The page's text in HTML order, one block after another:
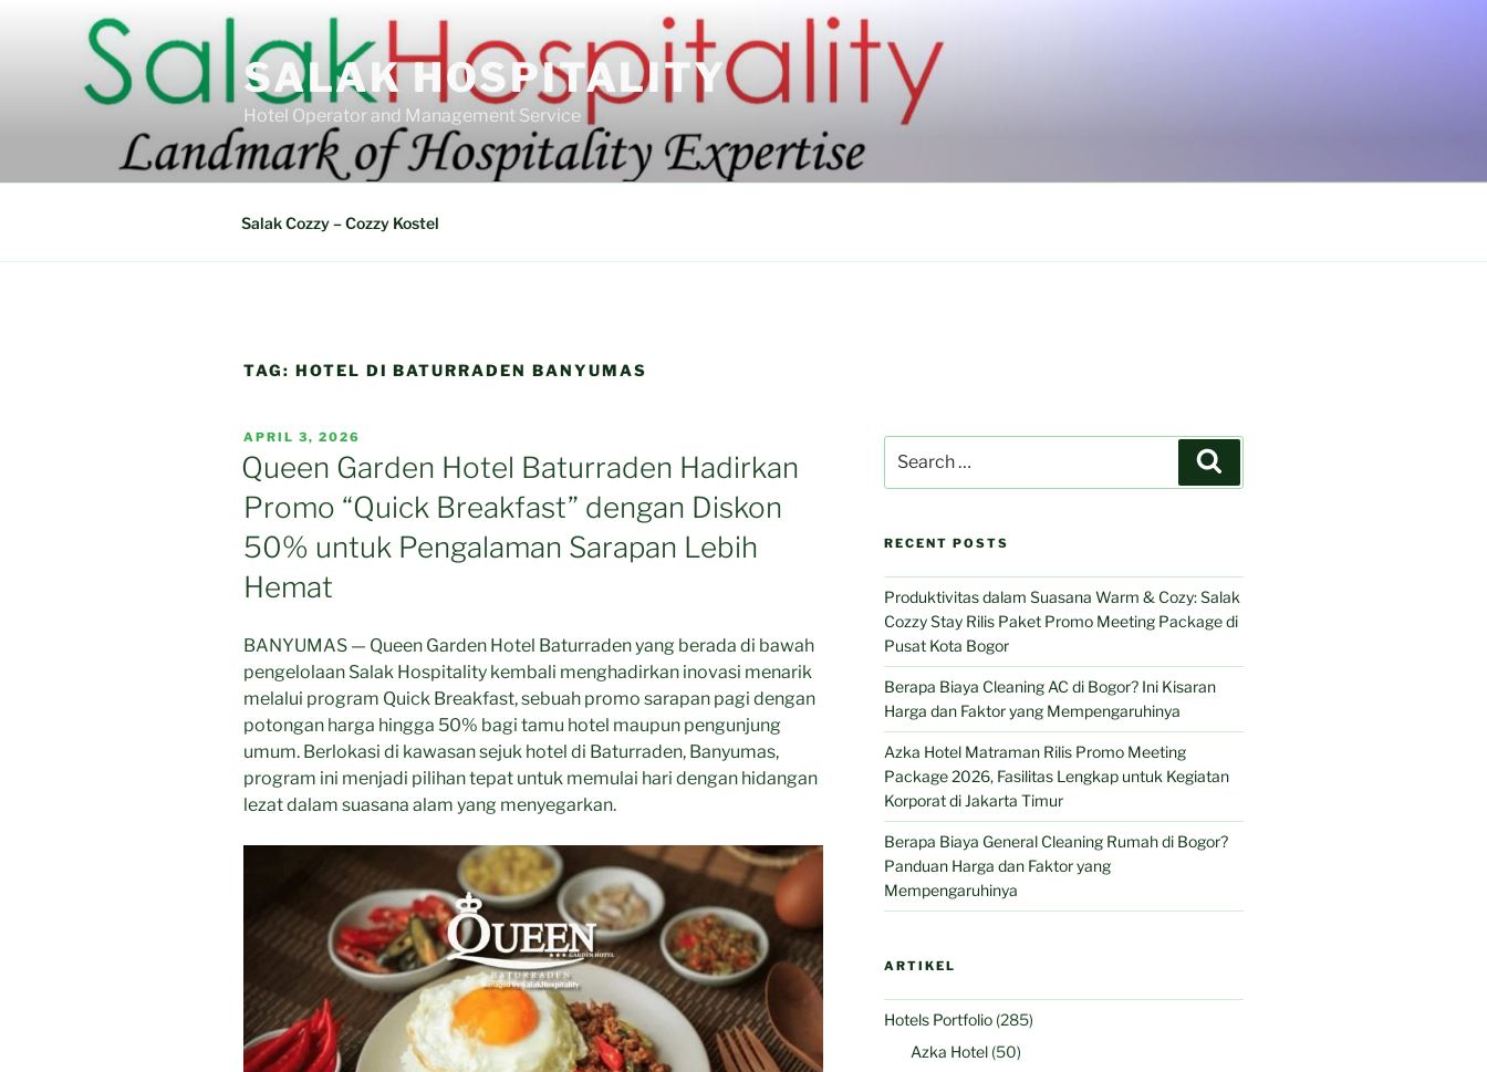
SALAK HOSPITALITY
Hotel Operator and Management Service
Salak Cozzy – Cozzy Kostel
TAG: HOTEL DI BATURRADEN BANYUMAS
POSTED
ON
APRIL 3, 2026
Queen Garden Hotel Baturraden Hadirkan
Promo “Quick Breakfast” dengan Diskon
50% untuk Pengalaman Sarapan Lebih
Hemat
BANYUMAS — Queen Garden Hotel Baturraden yang berada di bawah
pengelolaan Salak Hospitality kembali menghadirkan inovasi menarik
melalui program Quick Breakfast, sebuah promo sarapan pagi dengan
potongan harga hingga 50% bagi tamu hotel maupun pengunjung
umum. Berlokasi di kawasan sejuk hotel di Baturraden, Banyumas,
program ini menjadi pilihan tepat untuk memulai hari dengan hidangan
lezat dalam suasana alam yang menyegarkan.
for:
RECENT POSTS
Produktivitas dalam Suasana Warm & Cozy: Salak
Cozzy Stay Rilis Paket Promo Meeting Package di
Pusat Kota Bogor
Berapa Biaya Cleaning AC di Bogor? Ini Kisaran
Harga dan Faktor yang Mempengaruhinya
Azka Hotel Matraman Rilis Promo Meeting
Package 2026, Fasilitas Lengkap untuk Kegiatan
Korporat di Jakarta Timur
Berapa Biaya General Cleaning Rumah di Bogor?
Panduan Harga dan Faktor yang
Mempengaruhinya
ARTIKEL
Hotels Portfolio(285)
Azka Hotel(50)